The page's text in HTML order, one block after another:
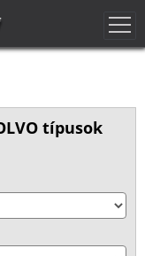
típusok